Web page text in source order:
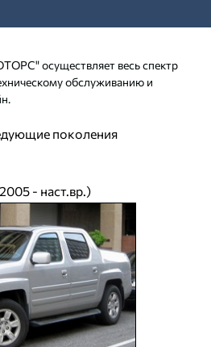
осуществляет весь спектр
обслуживанию и
поколения
- наст.вр.)